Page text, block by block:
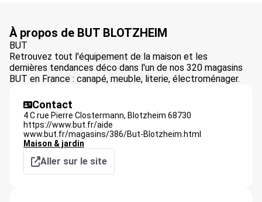
À propos de BUT BLOTZHEIM
BUT
Retrouvez tout l'équipement de la maison et les
dernières tendances déco dans l'un de nos 320 magasins
BUT en France : canapé, meuble, literie, électroménager.
Contact
4 C rue Pierre Clostermann, Blotzheim 68730
https://www.but.fr/aide
www.but.fr/magasins/386/But-Blotzheim.html
Maison & jardin
Aller sur le site